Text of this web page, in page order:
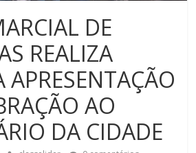
DE
REALIZA
APRESENTAÇÃO
AO
DA CIDADE